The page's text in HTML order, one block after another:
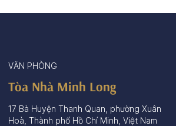
VĂN PHÒNG
Tòa Nhà Minh Long
17 Bà Huyện Thanh Quan, phường Xuân
Hoà, Thành phố Hồ Chí Minh, Việt Nam